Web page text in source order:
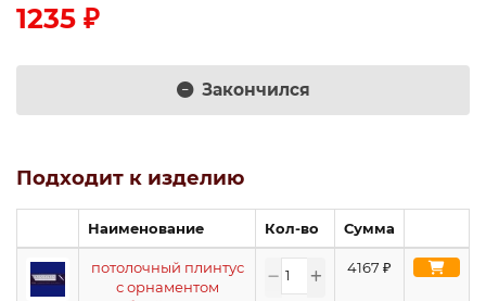
1235 ₽
Закончился
Подходит к изделию
Наименование Кол-во Сумма
потолочный плинтус
с орнаментом
4167 ₽